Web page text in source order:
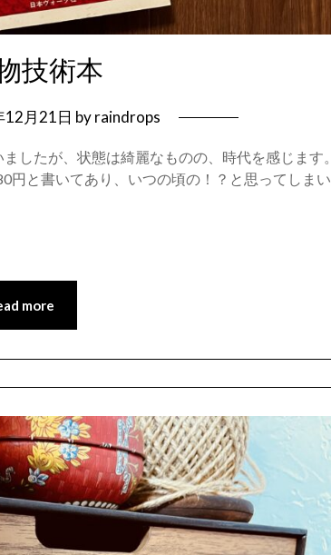
技術本
12月21日 byraindrops
したが、状態は綺麗なものの、時代を感じます。
円と書いてあり、いつの頃の！？と思ってしまい
more